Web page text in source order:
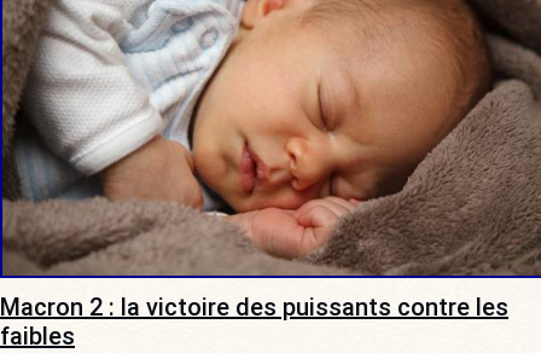
Macron 2 : la victoire des puissants contre les
faibles